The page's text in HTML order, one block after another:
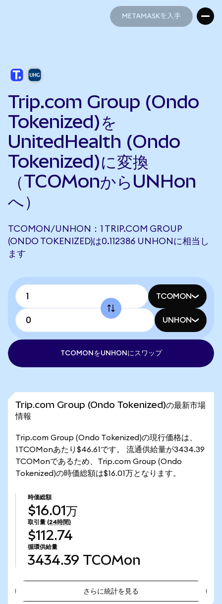
METAMASKを入手
Trip.com Group (Ondo
Tokenized)を
UnitedHealth (Ondo
Tokenized)に変換
（TCOMonからUNHon
へ）
TCOMON/UNHON：1 TRIP.COM GROUP
(ONDO TOKENIZED)は0.112386 UNHONに相当し
ます
TCOMON
UNHON
TCOMONをUNHONにスワップ
Trip.com Group (Ondo Tokenized)の最新市場
情報
Trip.com Group (Ondo Tokenized)の現行価格は、
1TCOMonあたり$46.61です。 流通供給量が3434.39
TCOMonであるため、Trip.com Group (Ondo
Tokenized)の時価総額は$16.01万となります。
時価総額
$16.01万
取引量 (24時間)
$112.74
循環供給量
3434.39 TCOMon
さらに統計を見る